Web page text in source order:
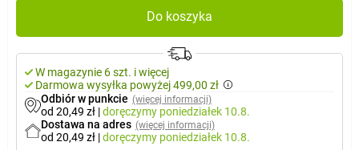
Do koszyka
W magazynie 6 szt. i więcej
Darmowa wysyłka powyżej 499,00 zł
Odbiór w punkcie (więcej informacji)
od 20,49 zł |doręczymy poniedziałek 10.8.
Dostawa na adres (więcej informacji)
od 20,49 zł |doręczymy poniedziałek 10.8.